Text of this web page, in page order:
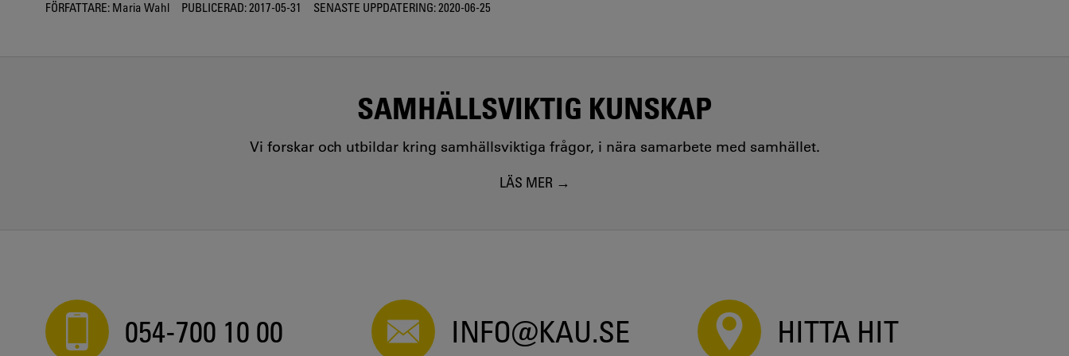
FÖRFATTARE: Maria Wahl PUBLICERAD:2017-05-31 SENASTE UPPDATERING:2020-06-25
SAMHÄLLSVIKTIG KUNSKAP
Vi forskar och utbildar kring samhällsviktiga frågor, i nära samarbete med samhället.
LÄS MER
054-700 10 00 INFO@KAU.SE HITTA HIT